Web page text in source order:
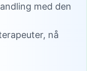
med den
nå